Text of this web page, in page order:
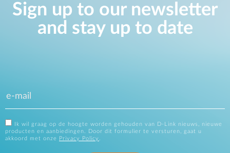
Sign up to our newsletter
and stay up to date
Ik wil graag op de hoogte worden gehouden van D-Link nieuws, nieuwe
producten en aanbiedingen. Door dit formulier te versturen, gaat u
akkoord met onze
Privacy Policy .